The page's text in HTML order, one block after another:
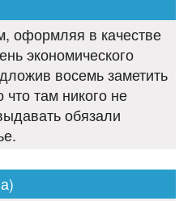
оформляя в качестве
экономического
восемь заметить
там никого не
обязали